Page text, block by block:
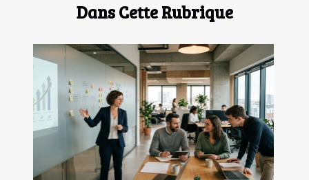
Dans Cette Rubrique